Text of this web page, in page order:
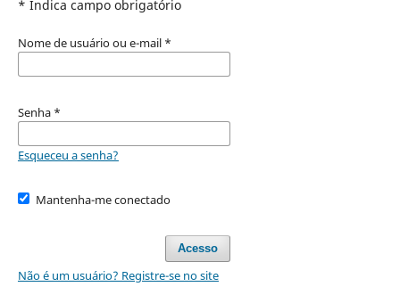
* Indica campo obrigatório
Nome de usuário ou e-mail *
Senha *
Esqueceu a senha?
Mantenha-me conectado
Acesso
Não é um usuário? Registre-se no site